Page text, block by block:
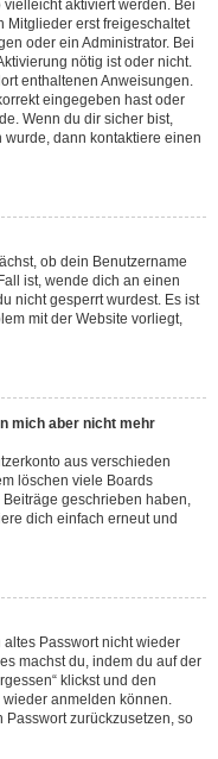
aktiviert werden. Bei
Mitglieder erst freigeschaltet
oder ein Administrator. Bei
nötig ist oder nicht.
enthaltenen Anweisungen.
eingegeben hast oder
Wenn du dir sicher bist,
dann kontaktiere einen
ob dein Benutzername
ist, wende dich an einen
nicht gesperrt wurdest. Es ist
mit der Website vorliegt,
mich aber nicht mehr
aus verschieden
löschen viele Boards
geschrieben haben,
dich einfach erneut und
Passwort nicht wieder
machst du, indem du auf der
klickst und den
anmelden können.
zurückzusetzen, so